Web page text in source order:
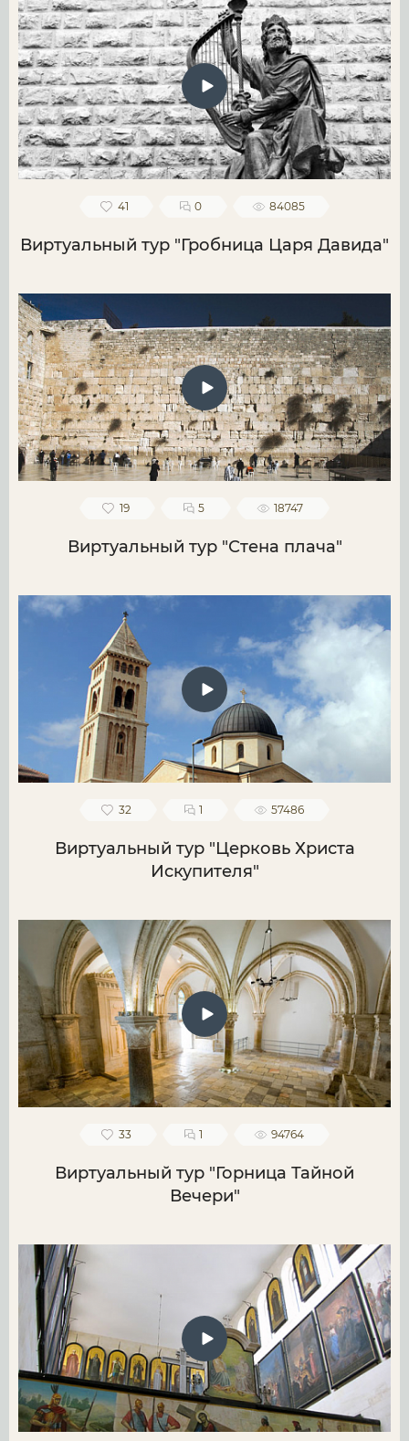
41 0 84085
Виртуальный тур "Гробница Царя Давида"
19 5 18747
Виртуальный тур "Стена плача"
32 1 57486
Виртуальный тур "Церковь Христа
Искупителя"
33 1 94764
Виртуальный тур "Горница Тайной
Вечери"